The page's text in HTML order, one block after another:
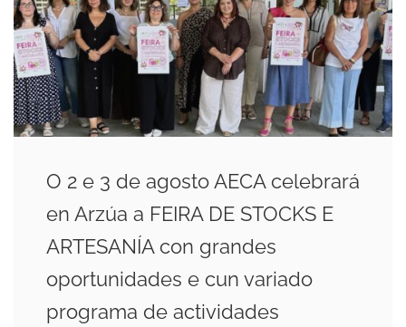
O 2 e 3 de agosto AECA celebrará
en Arzúa a FEIRA DE STOCKS E
ARTESANÍA con grandes
oportunidades e cun variado
programa de actividades